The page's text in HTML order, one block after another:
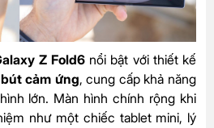
Z Fold6 nổi bật với thiết kế
bút cảm ứng, cung cấp khả năng
lớn. Màn hình chính rộng khi
như một chiếc tablet mini, lý